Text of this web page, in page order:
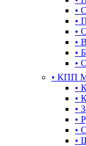
•
•
•
•
•
•
• КПП
•
•
•
•
•
•